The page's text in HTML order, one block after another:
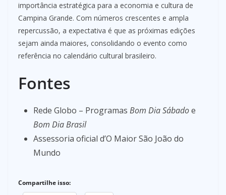
importância estratégica para a economia e cultura de
Campina Grande. Com números crescentes e ampla
repercussão, a expectativa é que as próximas edições
sejam ainda maiores, consolidando o evento como
referência no calendário cultural brasileiro.
Fontes
Rede Globo – Programas Bom Dia Sábadoe
Bom Dia Brasil
Assessoria oficial d’O Maior São João do
Mundo
Compartilhe isso: